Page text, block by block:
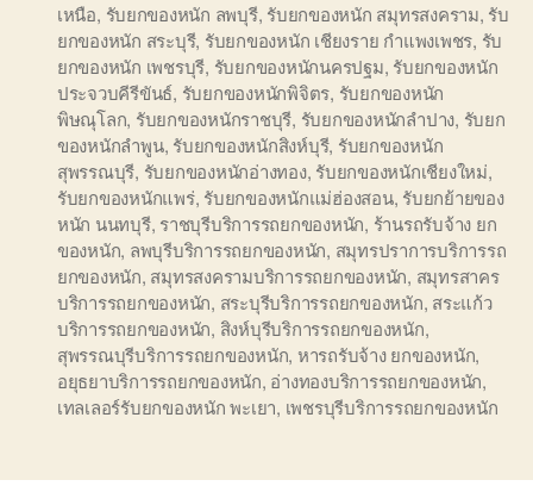
เหนือ, รับยกของหนัก ลพบุรี, รับยกของหนัก สมุทรสงคราม, รับ
ยกของหนัก สระบุรี, รับยกของหนัก เชียงราย กำแพงเพชร, รับ
ยกของหนัก เพชรบุรี, รับยกของหนักนครปฐม, รับยกของหนัก
ประจวบคีรีขันธ์, รับยกของหนักพิจิตร, รับยกของหนัก
พิษณุโลก, รับยกของหนักราชบุรี, รับยกของหนักลำปาง, รับยก
ของหนักลำพูน, รับยกของหนักสิงห์บุรี, รับยกของหนัก
สุพรรณบุรี, รับยกของหนักอ่างทอง, รับยกของหนักเชียงใหม่,
รับยกของหนักแพร่, รับยกของหนักแม่ฮ่องสอน, รับยกย้ายของ
หนัก นนทบุรี, ราชบุรีบริการรถยกของหนัก, ร้านรถรับจ้าง ยก
ของหนัก, ลพบุรีบริการรถยกของหนัก, สมุทรปราการบริการรถ
ยกของหนัก, สมุทรสงครามบริการรถยกของหนัก, สมุทรสาคร
บริการรถยกของหนัก, สระบุรีบริการรถยกของหนัก, สระแก้ว
บริการรถยกของหนัก, สิงห์บุรีบริการรถยกของหนัก,
สุพรรณบุรีบริการรถยกของหนัก, หารถรับจ้าง ยกของหนัก,
อยุธยาบริการรถยกของหนัก, อ่างทองบริการรถยกของหนัก,
เทลเลอร์รับยกของหนัก พะเยา, เพชรบุรีบริการรถยกของหนัก